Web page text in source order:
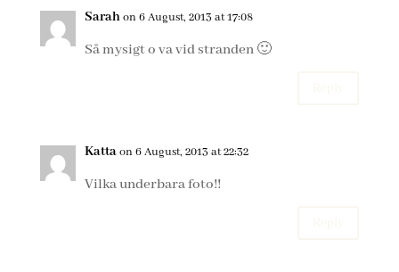
Sarahon 6 August, 2013 at 17:08
Så mysigt o va vid stranden 🙂
Kattaon 6 August, 2013 at 22:32
Vilka underbara foto!!